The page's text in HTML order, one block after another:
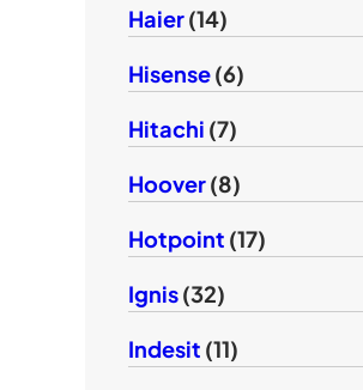
Haier(14)
Hisense(6)
Hitachi (7)
Hoover(8)
Hotpoint (17)
Ignis(32)
Indesit (11)